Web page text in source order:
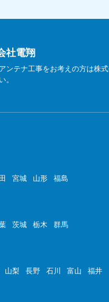
社電翔
ンテナ工事をお考えの方は株
。
宮城 山形 福島
茨城 栃木 群馬
山梨 長野 石川 富山 福井